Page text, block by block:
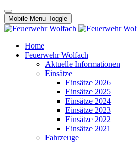
Mobile Menu Toggle
Home
Feuerwehr Wolfach
Aktuelle Informationen
Einsätze
Einsätze 2026
Einsätze 2025
Einsätze 2024
Einsätze 2023
Einsätze 2022
Einsätze 2021
Fahrzeuge